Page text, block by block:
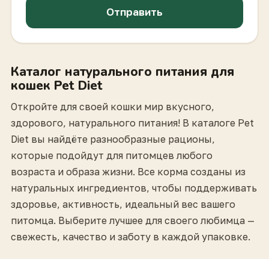
Отправить
Каталог натурального питания для
кошек Pet Diet
Откройте для своей кошки мир вкусного,
здорового, натурального питания! В каталоге Pet
Diet вы найдёте разнообразные рационы,
которые подойдут для питомцев любого
возраста и образа жизни. Все корма созданы из
натуральных ингредиентов, чтобы поддерживать
здоровье, активность, идеальный вес вашего
питомца. Выберите лучшее для своего любимца —
свежесть, качество и заботу в каждой упаковке.